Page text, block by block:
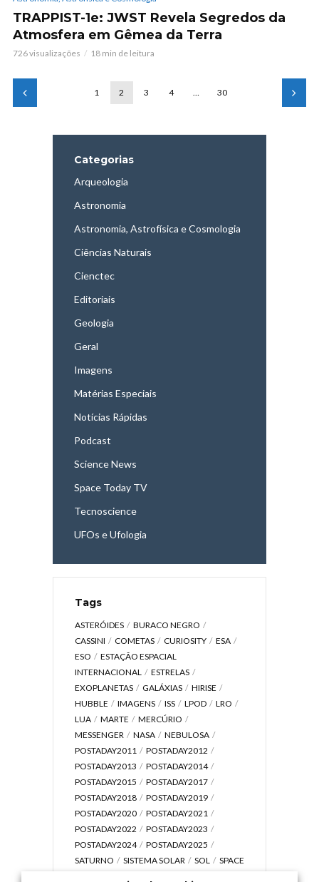
TRAPPIST-1e: JWST Revela Segredos da
Atmosfera em Gêmea da Terra
726 visualizações 18 min de leitura
1 2 3 4 … 30
Categorias
Arqueologia
Astronomia
Astronomia, Astrofísica e Cosmologia
Ciências Naturais
Cienctec
Editoriais
Geologia
Geral
Imagens
Matérias Especiais
Notícias Rápidas
Podcast
Science News
Space Today TV
Tecnoscience
UFOs e Ufologia
Tags
ASTERÓIDES
BURACO NEGRO
CASSINI
COMETAS CURIOSITY
ESA
ESO
ESTAÇÃO ESPACIAL
INTERNACIONAL
ESTRELAS
EXOPLANETAS
GALÁXIAS
HIRISE
HUBBLE
IMAGENS ISS LPOD
LRO
LUA
MARTE
MERCÚRIO
MESSENGER
NASA
NEBULOSA
POSTADAY2011
POSTADAY2012
POSTADAY2013
POSTADAY2014
POSTADAY2015
POSTADAY2017
POSTADAY2018
POSTADAY2019
POSTADAY2020
POSTADAY2021
POSTADAY2022
POSTADAY2023
POSTADAY2024
POSTADAY2025
SATURNO
SISTEMA SOLAR SOL
SPACE